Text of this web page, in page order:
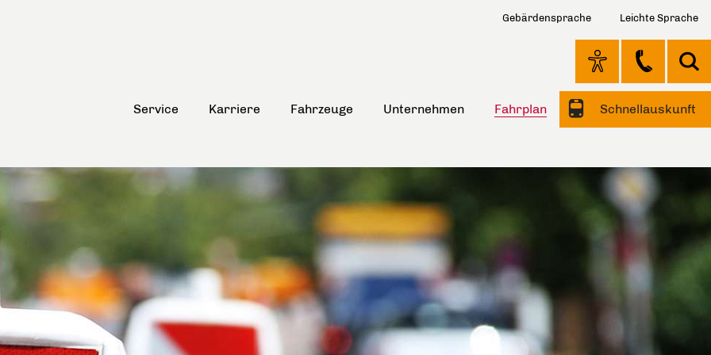
Gebärdensprache Leichte Sprache
Service Karriere Fahrzeuge Unternehmen Fahrplan Schnellauskunft